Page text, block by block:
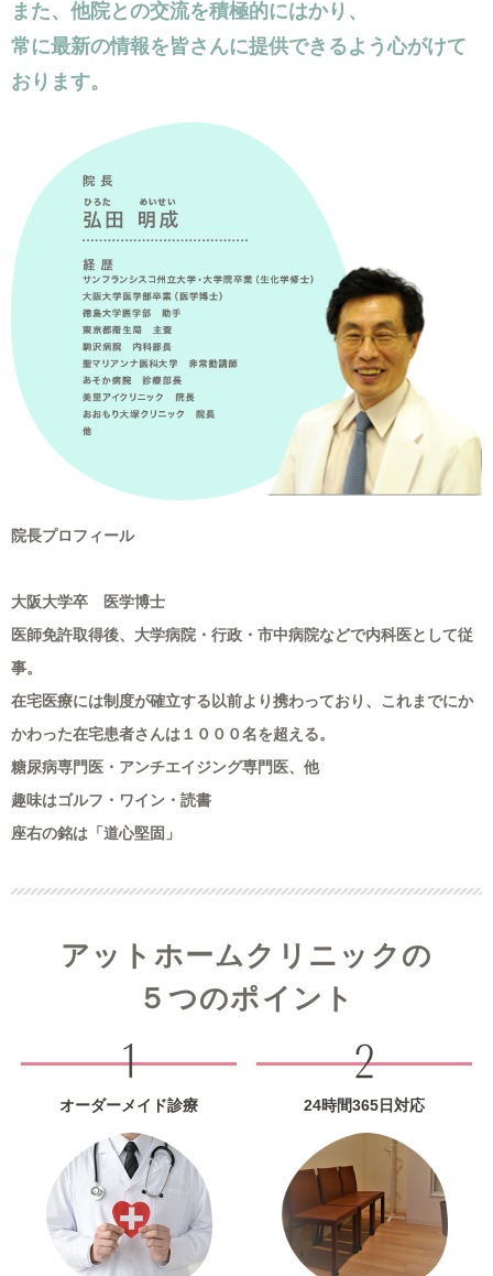
また、他院との交流を積極的にはかり、
常に最新の情報を皆さんに提供できるよう心がけて
おります。
院長プロフィール
大阪大学卒 医学博士
医師免許取得後、大学病院・行政・市中病院などで内科医として従
事。
在宅医療には制度が確立する以前より携わっており、これまでにか
かわった在宅患者さんは１０００名を超える。
糖尿病専門医・アンチエイジング専門医、他
趣味はゴルフ・ワイン・読書
座右の銘は「道心堅固」
アットホームクリニックの
５つのポイント
オーダーメイド診療 24時間365日対応